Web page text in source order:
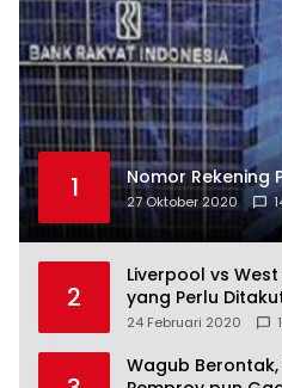
1 Nomor Rekening
27 Oktober 2020
2
Liverpool vs
yang Perlu
24 Februari 2020
Wagub